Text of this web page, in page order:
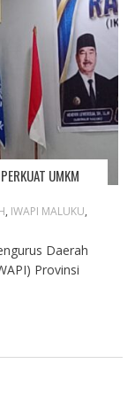
UMKM
, IWAPI MALUKU,
Daerah
Provinsi